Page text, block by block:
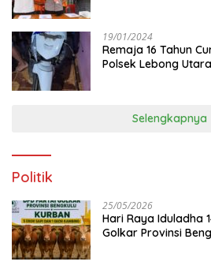
19/01/2024
Remaja 16 Tahun
Polsek Lebong Utara
Selengkapnya
Politik
25/05/2026
Hari Raya Iduladha
Golkar Provinsi